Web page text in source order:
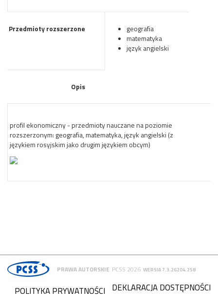
Przedmioty rozszerzone
geografia
matematyka
język angielski
Opis
profil ekonomiczny - przedmioty nauczane na poziomie
rozszerzonym: geografia, matematyka, język angielski (z
językiem rosyjskim jako drugim językiem obcym)
PRAWA AUTORSKIE PCSS 2026 WERSJA 7.3.26204.258
DEKLARACJA DOSTĘPNOŚCI
POLITYKA PRYWATNOŚCI